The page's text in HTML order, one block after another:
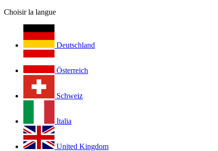
Choisir la langue
Deutschland
Österreich
Schweiz
Italia
United Kingdom